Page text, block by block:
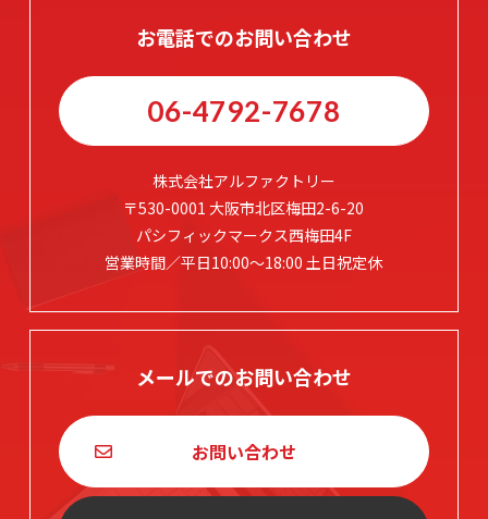
お電話でのお問い合わせ
06-4792-7678
株式会社アルファクトリー
〒530-0001 大阪市北区梅田2-6-20
パシフィックマークス西梅田4F
営業時間／平日10:00～18:00 土日祝定休
メールでのお問い合わせ
お問い合わせ